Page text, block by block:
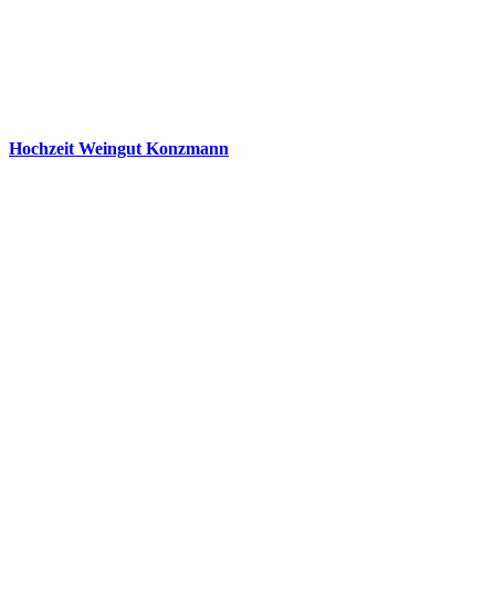
Hochzeit Weingut Konzmann